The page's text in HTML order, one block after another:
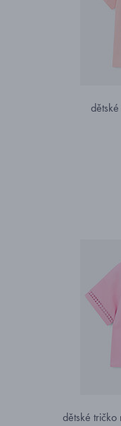
dětské